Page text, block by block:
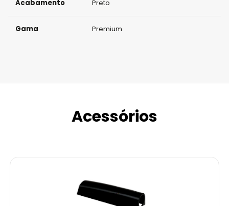
Acabamento Preto
Gama Premium
Acessórios